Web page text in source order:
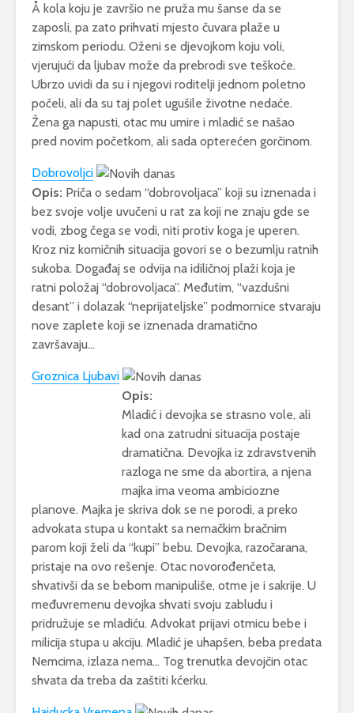
Å kola koju je završio ne pruža mu šanse da se
zaposli, pa zato prihvati mjesto čuvara plaže u
zimskom periodu. Oženi se djevojkom koju voli,
vjerujući da ljubav može da prebrodi sve teškoće.
Ubrzo uvidi da su i njegovi roditelji jednom poletno
počeli, ali da su taj polet ugušile životne nedaće.
Žena ga napusti, otac mu umire i mladić se našao
pred novim početkom, ali sada opterećen gorčinom.
Dobrovoljci
Opis: Priča o sedam “dobrovoljaca” koji su iznenada i
bez svoje volje uvučeni u rat za koji ne znaju gde se
vodi, zbog čega se vodi, niti protiv koga je uperen.
Kroz niz komičnih situacija govori se o bezumlju ratnih
sukoba. Događaj se odvija na idiličnoj plaži koja je
ratni položaj “dobrovoljaca”. Međutim, “vazdušni
desant” i dolazak “neprijateljske” podmornice stvaraju
nove zaplete koji se iznenada dramatično
završavaju…
Groznica Ljubavi
Opis:
Mladić i devojka se strasno vole, ali
kad ona zatrudni situacija postaje
dramatična. Devojka iz zdravstvenih
razloga ne sme da abortira, a njena
majka ima veoma ambiciozne
planove. Majka je skriva dok se ne porodi, a preko
advokata stupa u kontakt sa nemačkim bračnim
parom koji želi da “kupi” bebu. Devojka, razočarana,
pristaje na ovo rešenje. Otac novorođenčeta,
shvativši da se bebom manipuliše, otme je i sakrije. U
međuvremenu devojka shvati svoju zabludu i
pridružuje se mladiću. Advokat prijavi otmicu bebe i
milicija stupa u akciju. Mladić je uhapšen, beba predata
Nemcima, izlaza nema… Tog trenutka devojčin otac
shvata da treba da zaštiti kćerku.